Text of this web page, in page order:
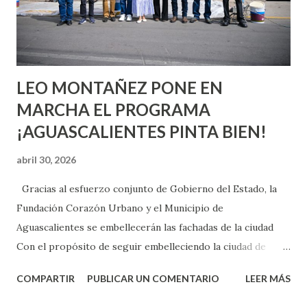
experimentarlo, pero como cualquier persona con
experiencia te dirá, siempre es mejor cuando ambas partes
son suficientemen...
LEO MONTAÑEZ PONE EN
MARCHA EL PROGRAMA
¡AGUASCALIENTES PINTA BIEN!
abril 30, 2026
Gracias al esfuerzo conjunto de Gobierno del Estado, la
Fundación Corazón Urbano y el Municipio de
Aguascalientes se embellecerán las fachadas de la ciudad
Con el propósito de seguir embelleciendo la ciudad de
municipal, Leo Montañez dio inicio al programa
COMPARTIR PUBLICAR UN COMENTARIO LEER MÁS